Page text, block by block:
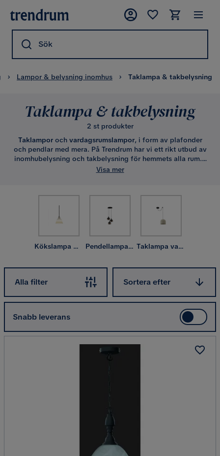
Sök
Lampor & belysning inomhus Taklampa & takbelysning
Taklampa & takbelysning
2 st produkter
Taklamporoch vardagsrumslampor, i form av plafonder
och pendlar med mera. På Trendrum har vi ett rikt utbud av
inomhubelysning och takbelysning för hemmets alla rum. I
sortimentet finns bland annat; plafonder för sovrum,
Visa mer
Kökslampa & taklampa kök Pendellampa & hänglampa Taklampa vardagsrum
Alla filter
Sortera efter
Snabb leverans